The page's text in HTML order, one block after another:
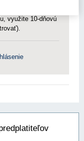
využite 10-dňovú